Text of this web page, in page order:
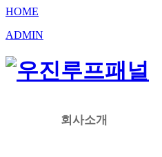
우진루프패널
지붕판넬
HOME
ADMIN
회사소개